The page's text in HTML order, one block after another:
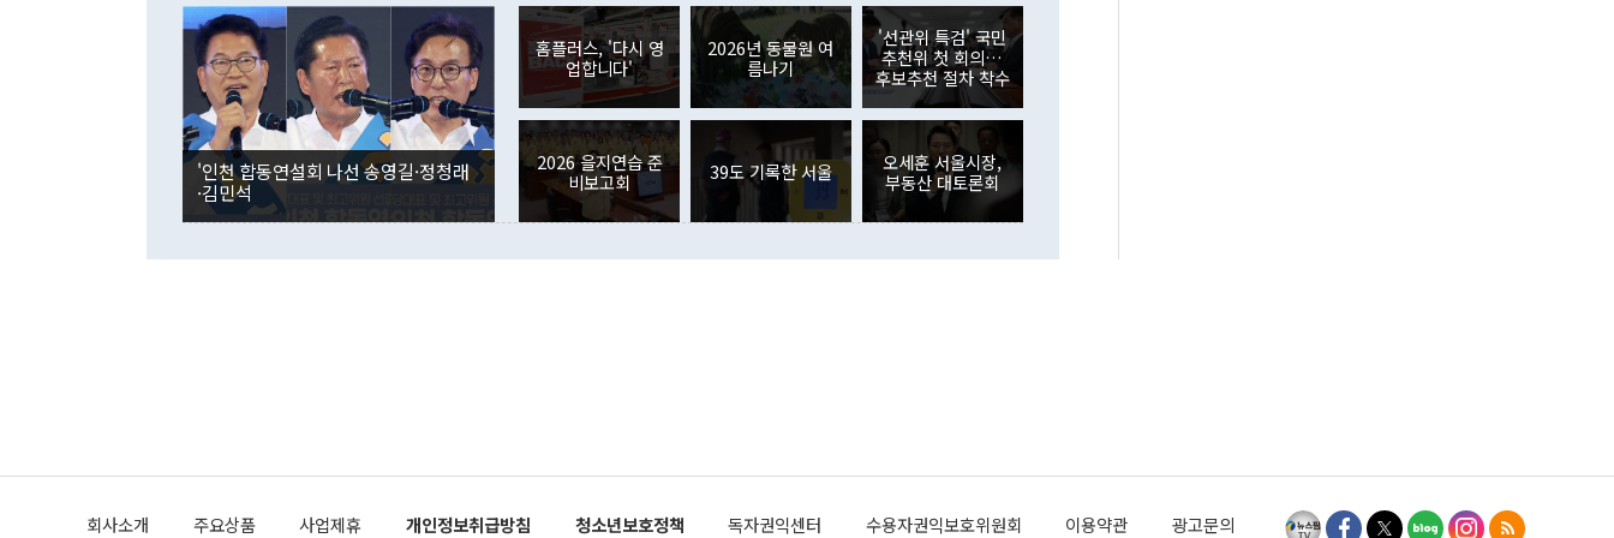
며 "정부 차원에서 (참석을) 검토하고 있다"고 발언한 데 대해서도 조 장관
은 "그것은 외교부의 몫"이라며 "아직 거기까지 진도가 나가지 않았다"고
잘랐다. 정 장관이 이날 소개한 대북 구상과 설명은 정부 내 조율을 거치지
않았다는 점에서 문제가 있다. 특히 주적 표현 대체와 국호 사용, 9·19 군
사합의 복원, 4자회담 추진 등은 통일부 장관이 결정할 사안이 아니어서 월
권이라는 지적이 나오고 있다. 이 대통령은 정 장관의 업무보고를 듣고 난
뒤 "여기 업무보고에 발표했다고 승인난 건 아니다"라고 재차 확인했다. 정
부의 한 소식통은 "정 장관의 발언 내용은 대부분 국가안전보장회의(NSC)
를 거쳐 결정된 사안이 아닌 정 장관의 개인적 생각에 가깝다"며 "안보 관
련 부처 장관이 정부의 공식 정책이 아닌 사안을 추진하겠다고 업무보고를
하고 대통령의 면전에서 '국군통수권자가 나서야 한다'고 주장한 것은 심각
이나 미국은 북한에 선비핵화를 공식적으로 요구한 적이 없기 때문이다. 지
공하는 방식으로 이뤄졌다. 1994년 북·미 제네바 기본합의는 핵시설 동결
였던 올해 3월(369억9000만달러)을 넘어선 것이다. 직접투자에서는 내국
인의 해외투자가 80억1000만달러, 외국인의 국내투자가 46억3000만달러
각각 증가했다. 증권투자에서는 외국인의 국내 주식 매도세가 이어졌다. 외
국인의 국내 주식 투자는 차익실현 매도 등의 영향으로 316억1000만달러
감소하며 전월(-310억5000만달러)에 이어 역대 최대 순매도 기록을 다시
경신했다. 외국인의 국내 채권투자는 세계국채지수(WGBI) 자금 유입에도
분기 말 만기도래 영향으로 증가 폭이 줄어든 52억9000만달러를 기록했
다. 내국인의 해외 증권투자는 주식을 중심으로 35억6000만달러 증가했
다. eoyn2@newspim.com
'인천 합동연설회 나선 송영길·정청래
·김민석
홈플러스, '다시 영
업합니다'
2026년 동물원 여
름나기
'선관위 특검' 국민
추천위 첫 회의…
후보추천 절차 착수
2026 을지연습 준
비보고회
39도 기록한 서울
오세훈 서울시장,
부동산 대토론회
회사소개 주요상품 사업제휴 개인정보취급방침 청소년보호정책 독자권익센터 수용자권익보호위원회 이용약관 광고문의